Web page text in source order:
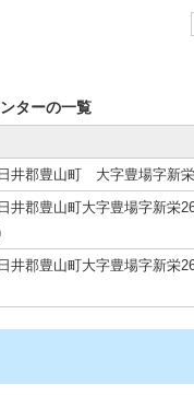
ターの一覧
井郡豊山町 大字豊場字新
井郡豊山町大字豊場字新栄
井郡豊山町大字豊場字新栄